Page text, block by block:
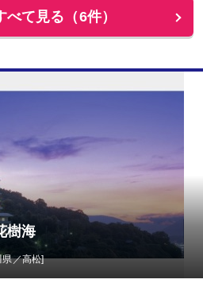
べて見る（6件）
樹海
県／高松]